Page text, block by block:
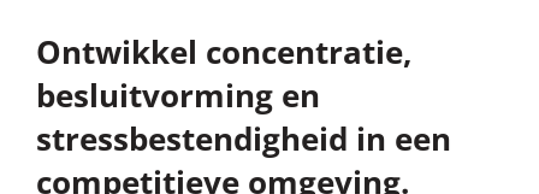
Ontwikkel concentratie,
besluitvorming en
stressbestendigheid in een
competitieve omgeving.